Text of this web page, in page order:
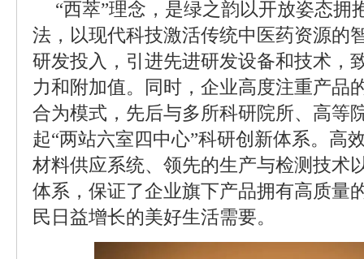
“西萃”理念，是绿之韵以开放姿态拥
法，以现代科技激活传统中医药资源的
研发投入，引进先进研发设备和技术，
力和附加值。同时，企业高度注重产品
合为模式，先后与多所科研院所、高等
起“两站六室四中心”科研创新体系。高
材料供应系统、领先的生产与检测技术
体系，保证了企业旗下产品拥有高质量
民日益增长的美好生活需要。